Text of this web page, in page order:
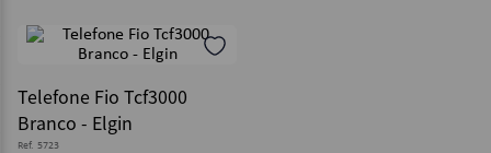
Telefone Fio Tcf3000
Branco - Elgin
Ref. 5723